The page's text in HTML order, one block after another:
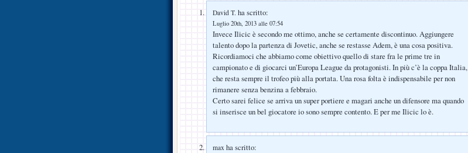
David T. ha scritto:
Luglio 20th, 2013 alle 07:54
Invece Ilicic è secondo me ottimo, anche se certamente discontinuo. Aggiungere
talento dopo la partenza di Jovetic, anche se restasse Adem, è una cosa positiva.
Ricordiamoci che abbiamo come obiettivo quello di stare fra le prime tre in
campionato e di giocarci un’Europa League da protagonisti. In più c’è la coppa Italia,
che resta sempre il trofeo più alla portata. Una rosa folta è indispensabile per non
rimanere senza benzina a febbraio.
Certo sarei felice se arriva un super portiere e magari anche un difensore ma quando
si inserisce un bel giocatore io sono sempre contento. E per me Ilicic lo è.
max ha scritto: